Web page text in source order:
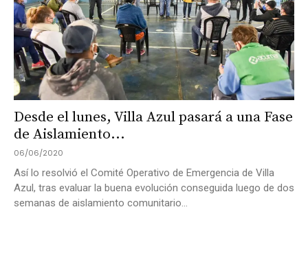
Desde el lunes, Villa Azul pasará a una Fase
de Aislamiento...
06/06/2020
Así lo resolvió el Comité Operativo de Emergencia de Villa
Azul, tras evaluar la buena evolución conseguida luego de dos
semanas de aislamiento comunitario...